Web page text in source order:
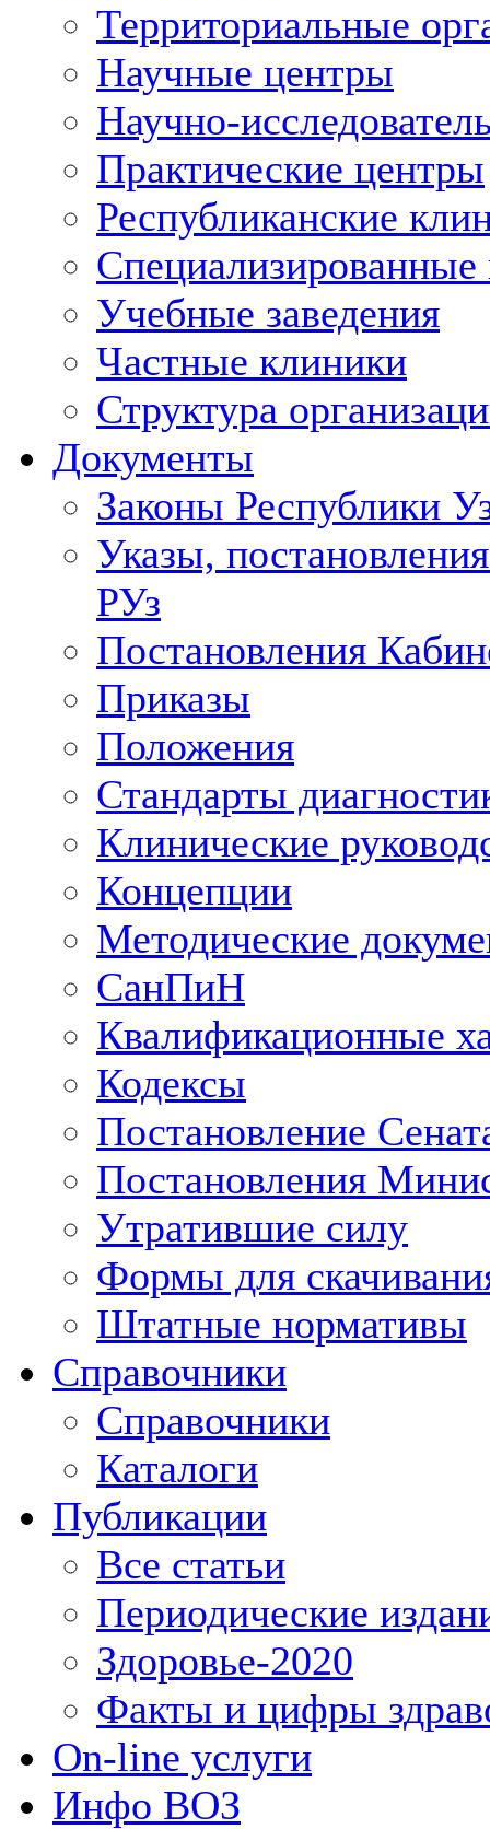
Территориальные
Научные центры
Научно-
Практические центры
Республиканские
Учебные заведения
Частные клиники
Структура
Документы
Законы Республики
Указы,
РУз
Постановления
Приказы
Положения
Стандарты
Клинические
Концепции
Методические
СанПиН
Квалификационные
Кодексы
Постановление
Постановления
Утратившие силу
Формы для
Штатные нормативы
Справочники
Справочники
Каталоги
Публикации
Все статьи
Периодические
Здоровье-2020
Факты и цифры
On-line услуги
Инфо ВОЗ